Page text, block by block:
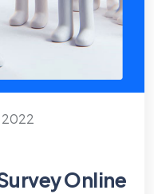
2022
Online